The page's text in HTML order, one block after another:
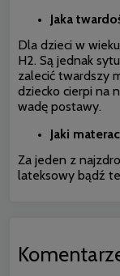
Jaka
Dla dzieci w
H2. Są jednak
zalecić twardszy
dziecko cierpi na
wadę postawy.
Jaki
Za jeden z
lateksowy bądź